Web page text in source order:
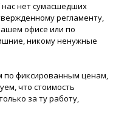
нас нет сумасшедших
регламенту,
офисе или по
никому ненужные
по фиксированным ценам,
что стоимость
за ту работу,